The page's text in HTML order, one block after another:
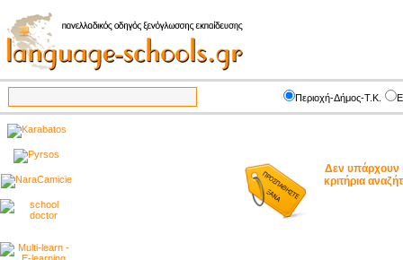
Περιοχή-Δήμος-Τ.Κ.
Δεν υπάρχουν
κριτήρια